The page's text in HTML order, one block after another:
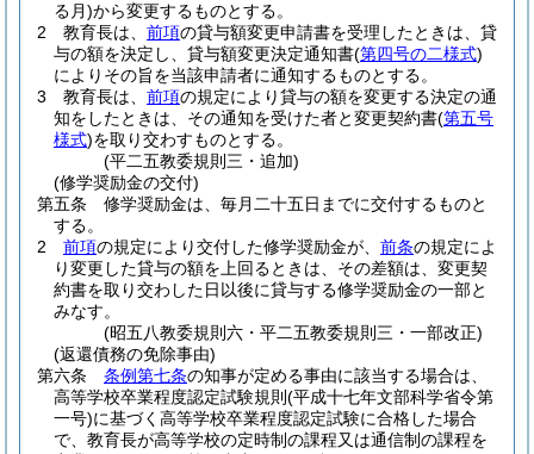
る月)から変更するものとする。
2
教育長は、 前項の貸与額変更申請書を受理したときは、貸
与の額を決定し、貸与額変更決定通知書(第四号の二様式)
によりその旨を当該申請者に通知するものとする。
3
教育長は、 前項の規定により貸与の額を変更する決定の通
知をしたときは、その通知を受けた者と変更契約書(第五号
様式)を取り交わすものとする。
(平二五教委規則三・追加)
(修学奨励金の交付)
第五条
修学奨励金は、毎月二十五日までに交付するものと
する。
2
前項の規定により交付した修学奨励金が、 前条の規定によ
り変更した貸与の額を上回るときは、その差額は、変更契
約書を取り交わした日以後に貸与する修学奨励金の一部と
みなす。
(昭五八教委規則六・平二五教委規則三・一部改正)
(返還債務の免除事由)
第六条
条例第七条の知事が定める事由に該当する場合は、
高等学校卒業程度認定試験規則 (平成十七年文部科学省令第
一号)に基づく高等学校卒業程度認定試験に合格した場合
で、教育長が高等学校の定時制の課程又は通信制の課程を